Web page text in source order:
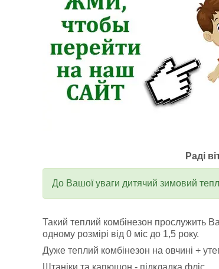
Раді
До Вашої уваги дитячий зимовий
Такий теплий комбінезон прослужить
одному розмірі від 0 міс до 1,5 року.
Дуже теплий комбінезон на овчині +
Штаніки та капюшон - підкладка фліс.